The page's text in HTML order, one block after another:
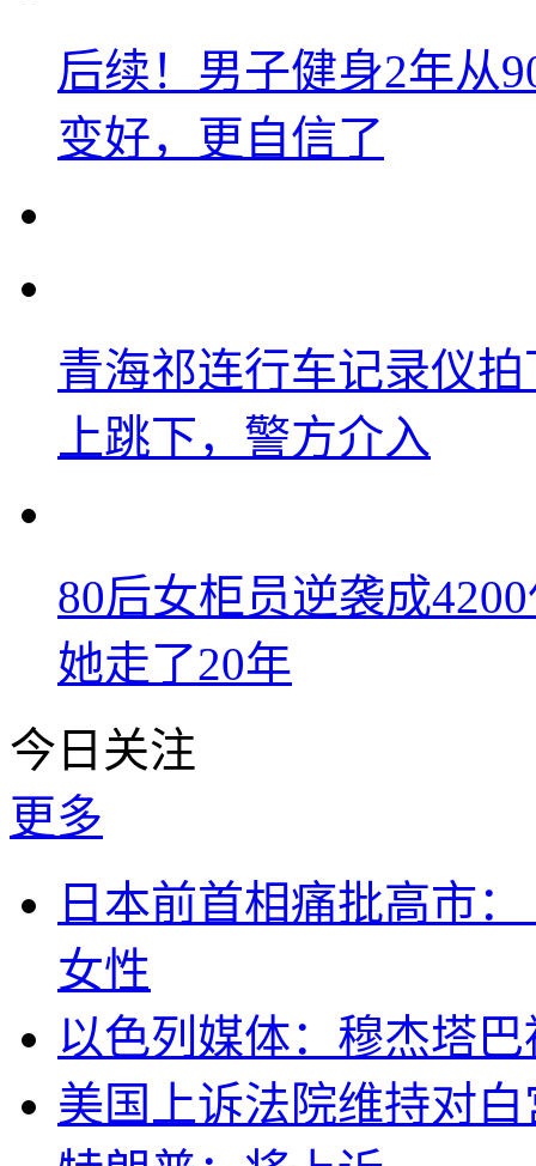
后续！男子健身2年从
变好，更自信了
青海祁连行车记录仪
上跳下，警方介入
80后女柜员逆袭成
她走了20年
今日关注
更多
日本前首相痛批高市
女性
以色列媒体：穆杰塔
美国上诉法院维持对